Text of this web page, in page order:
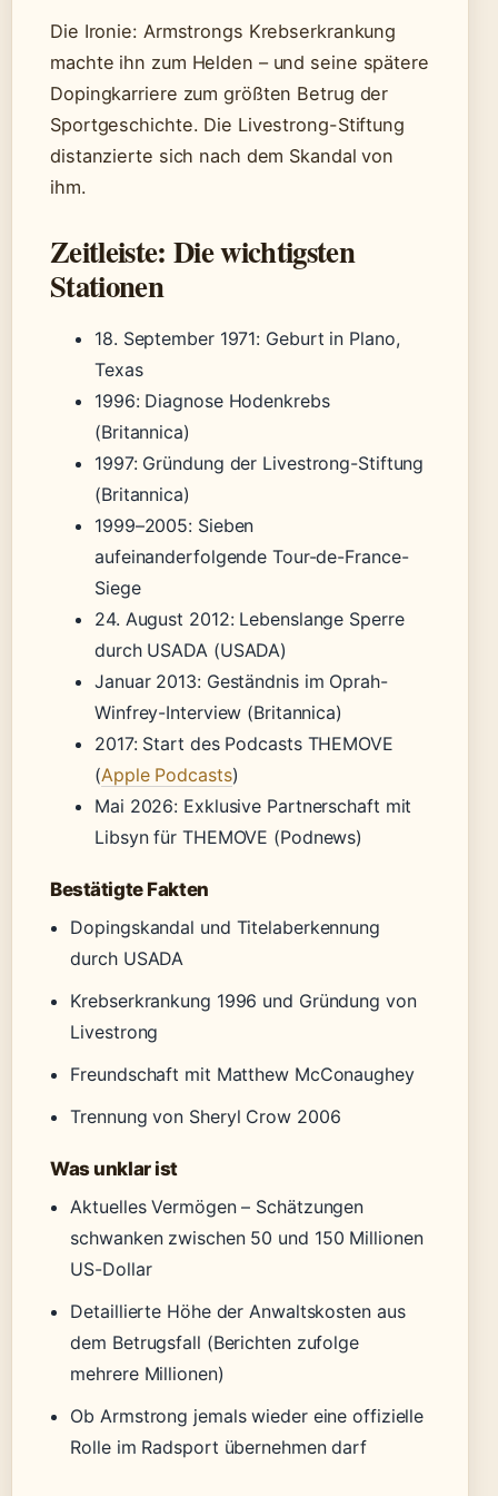
Die Ironie: Armstrongs Krebserkrankung
machte ihn zum Helden – und seine spätere
Dopingkarriere zum größten Betrug der
Sportgeschichte. Die Livestrong-Stiftung
distanzierte sich nach dem Skandal von
ihm.
Zeitleiste: Die wichtigsten
Stationen
18. September 1971: Geburt in Plano,
Texas
1996: Diagnose Hodenkrebs
(Britannica)
1997: Gründung der Livestrong-Stiftung
(Britannica)
1999–2005: Sieben
aufeinanderfolgende Tour-de-France-
Siege
24. August 2012: Lebenslange Sperre
durch USADA (USADA)
Januar 2013: Geständnis im Oprah-
Winfrey-Interview (Britannica)
2017: Start des Podcasts THEMOVE
(Apple Podcasts)
Mai 2026: Exklusive Partnerschaft mit
Libsyn für THEMOVE (Podnews)
Bestätigte Fakten
Dopingskandal und Titelaberkennung
durch USADA
Krebserkrankung 1996 und Gründung von
Livestrong
Freundschaft mit Matthew McConaughey
Trennung von Sheryl Crow 2006
Was unklar ist
Aktuelles Vermögen – Schätzungen
schwanken zwischen 50 und 150 Millionen
US-Dollar
Detaillierte Höhe der Anwaltskosten aus
dem Betrugsfall (Berichten zufolge
mehrere Millionen)
Ob Armstrong jemals wieder eine offizielle
Rolle im Radsport übernehmen darf